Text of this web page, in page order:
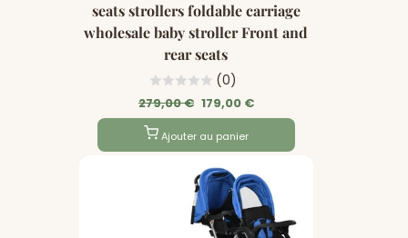
seats strollers foldable carriage
wholesale baby stroller Front and
rear seats
(0)
Prix
régulier
279,00 € Prix
Soldé
179,00 €
Ajouter au panier